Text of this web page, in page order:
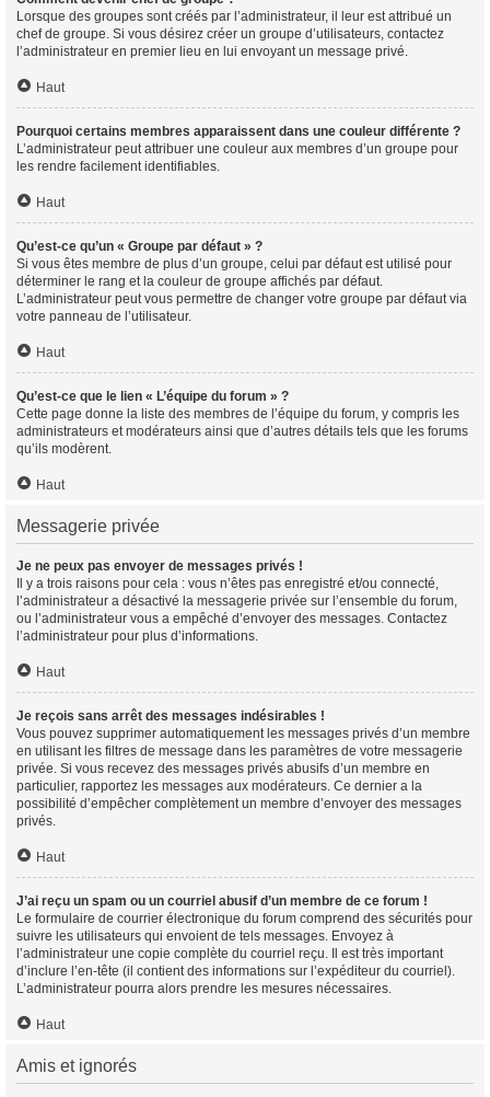
Lorsque des groupes sont créés par l’administrateur, il leur est attribué un
chef de groupe. Si vous désirez créer un groupe d’utilisateurs, contactez
l’administrateur en premier lieu en lui envoyant un message privé.
Haut
Pourquoi certains membres apparaissent dans une couleur différente ?
L’administrateur peut attribuer une couleur aux membres d’un groupe pour
les rendre facilement identifiables.
Haut
Qu’est-ce qu’un « Groupe par défaut » ?
Si vous êtes membre de plus d’un groupe, celui par défaut est utilisé pour
déterminer le rang et la couleur de groupe affichés par défaut.
L’administrateur peut vous permettre de changer votre groupe par défaut via
votre panneau de l’utilisateur.
Haut
Qu’est-ce que le lien « L’équipe du forum » ?
Cette page donne la liste des membres de l’équipe du forum, y compris les
administrateurs et modérateurs ainsi que d’autres détails tels que les forums
qu’ils modèrent.
Haut
Messagerie privée
Je ne peux pas envoyer de messages privés !
Il y a trois raisons pour cela : vous n’êtes pas enregistré et/ou connecté,
l’administrateur a désactivé la messagerie privée sur l’ensemble du forum,
ou l’administrateur vous a empêché d’envoyer des messages. Contactez
l’administrateur pour plus d’informations.
Haut
Je reçois sans arrêt des messages indésirables !
Vous pouvez supprimer automatiquement les messages privés d’un membre
en utilisant les filtres de message dans les paramètres de votre messagerie
privée. Si vous recevez des messages privés abusifs d’un membre en
particulier, rapportez les messages aux modérateurs. Ce dernier a la
possibilité d’empêcher complètement un membre d’envoyer des messages
privés.
Haut
J’ai reçu un spam ou un courriel abusif d’un membre de ce forum !
Le formulaire de courrier électronique du forum comprend des sécurités pour
suivre les utilisateurs qui envoient de tels messages. Envoyez à
l’administrateur une copie complète du courriel reçu. Il est très important
d’inclure l’en-tête (il contient des informations sur l’expéditeur du courriel).
L’administrateur pourra alors prendre les mesures nécessaires.
Haut
Amis et ignorés